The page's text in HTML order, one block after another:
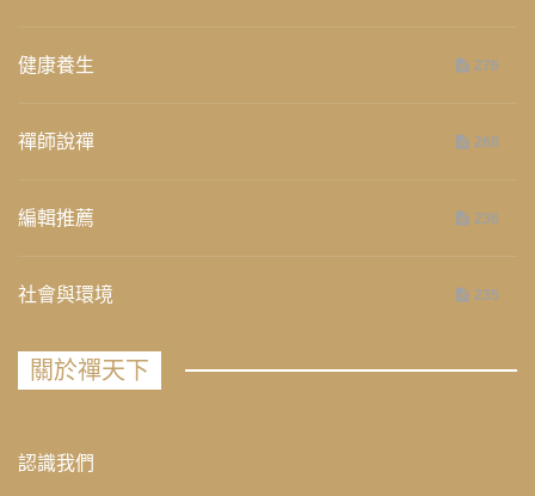
健康養生 276
禪師說禪 268
編輯推薦 236
社會與環境 235
關於禪天下
認識我們